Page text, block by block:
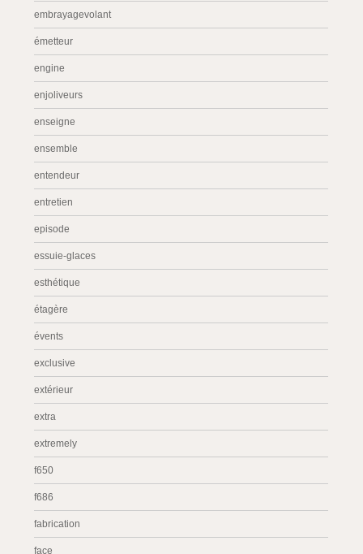
embrayagevolant
émetteur
engine
enjoliveurs
enseigne
ensemble
entendeur
entretien
episode
essuie-glaces
esthétique
étagère
évents
exclusive
extérieur
extra
extremely
f650
f686
fabrication
face